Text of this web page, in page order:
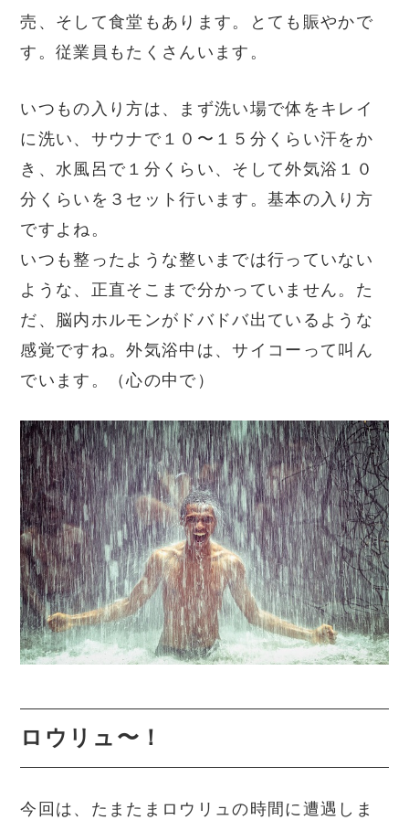
売、そして食堂もあります。とても賑やかで
す。従業員もたくさんいます。
いつもの入り方は、まず洗い場で体をキレイ
に洗い、サウナで１０〜１５分くらい汗をか
き、水風呂で１分くらい、そして外気浴１０
分くらいを３セット行います。基本の入り方
ですよね。
いつも整ったような整いまでは行っていない
ような、正直そこまで分かっていません。た
だ、脳内ホルモンがドバドバ出ているような
感覚ですね。外気浴中は、サイコーって叫ん
でいます。（心の中で）
ロウリュ〜！
今回は、たまたまロウリュの時間に遭遇しま